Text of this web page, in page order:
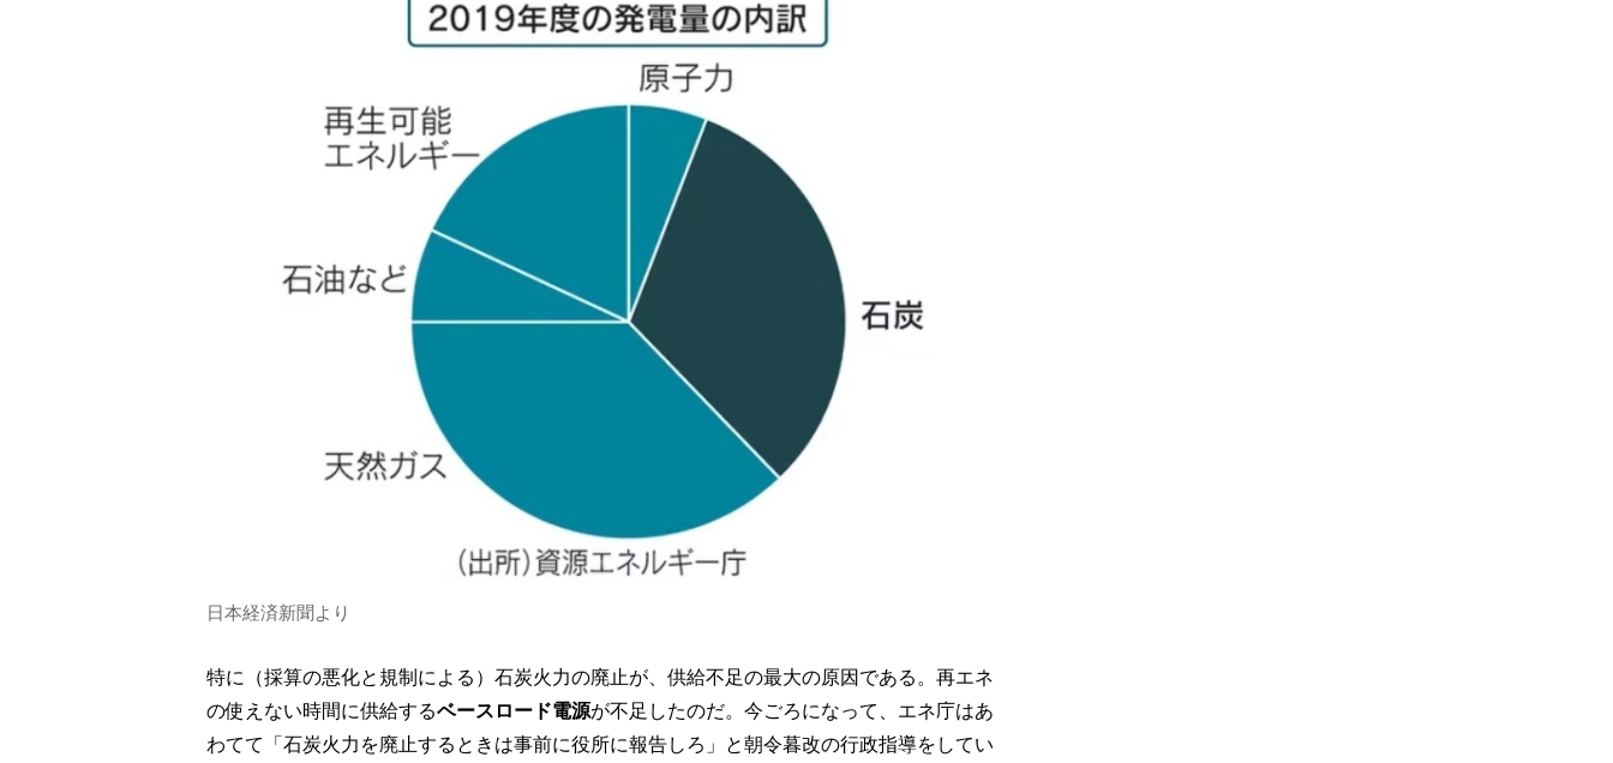
日本経済新聞より
特に（採算の悪化と規制による）石炭火力の廃止が、供給不足の最大の原因である。再エネ
の使えない時間に供給するベースロード電源が不足したのだ。今ごろになって、エネ庁はあ
わてて「石炭火力を廃止するときは事前に役所に報告しろ」と朝令暮改の行政指導をしてい